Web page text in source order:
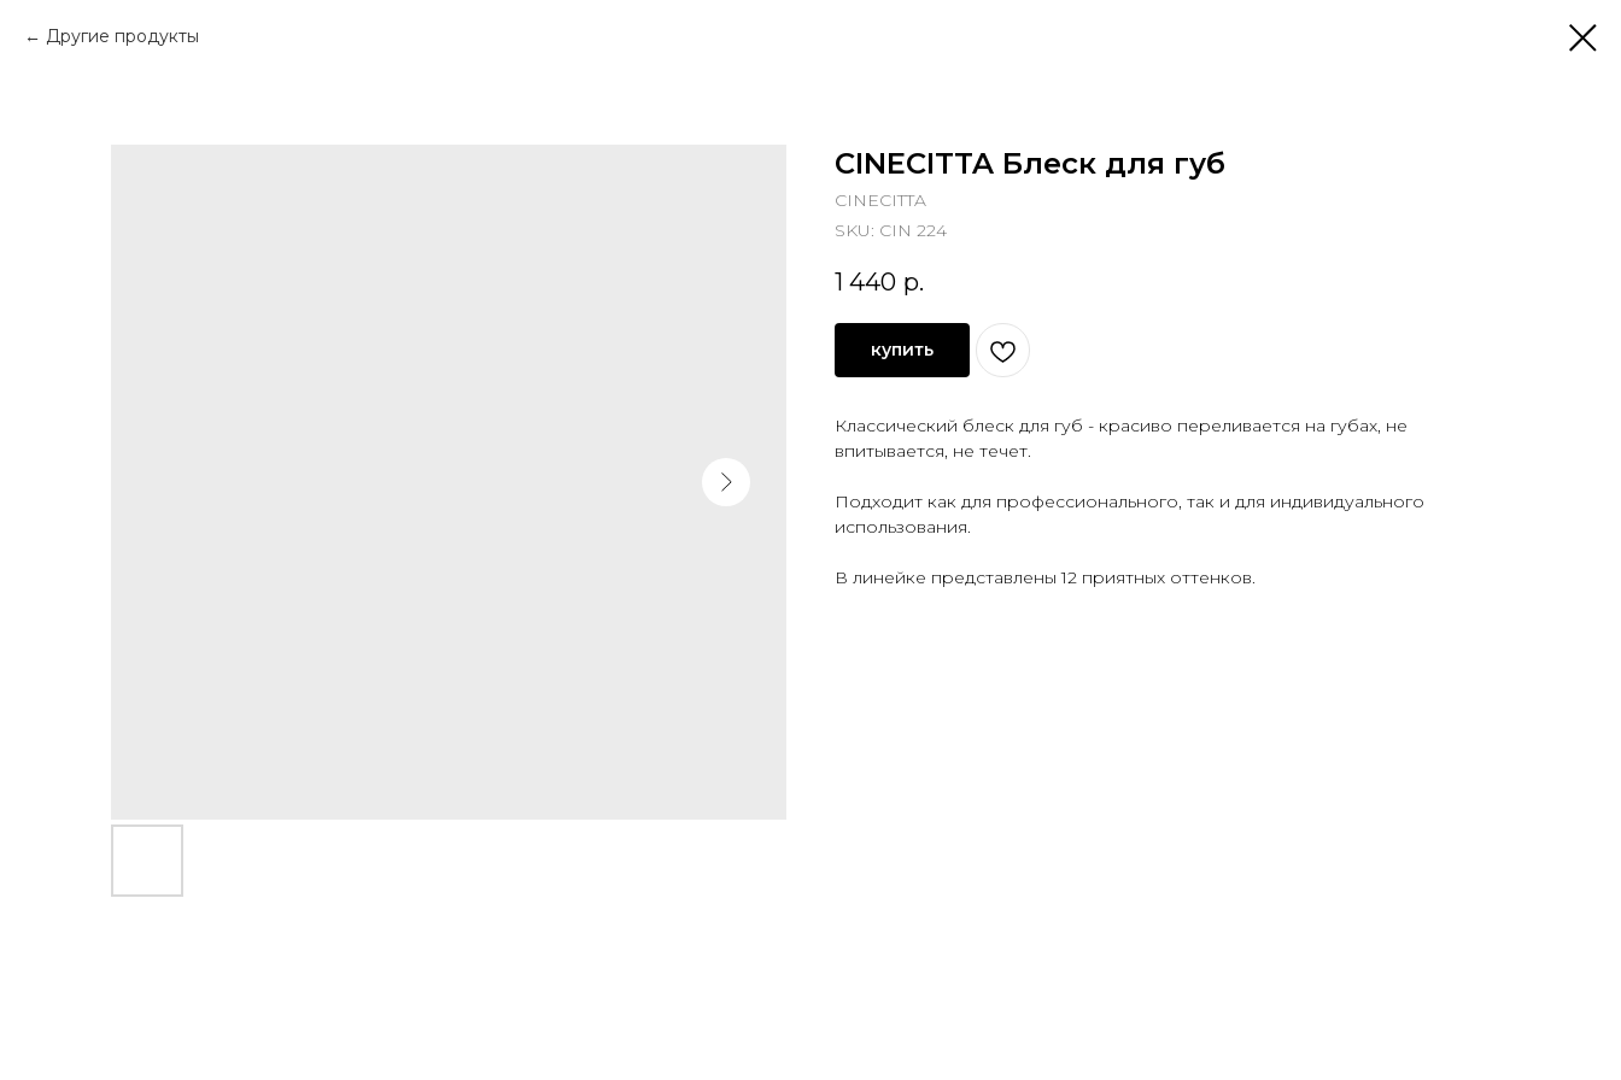
Другие продукты
CINECITTA Блеск для губ
CINECITTA
SKU: CIN 224
1 440 р.
купить
Классический блеск для губ - красиво переливается на губах, не
впитывается, не течет.
Подходит как для профессионального, так и для индивидуального
использования.
В линейке представлены 12 приятных оттенков.